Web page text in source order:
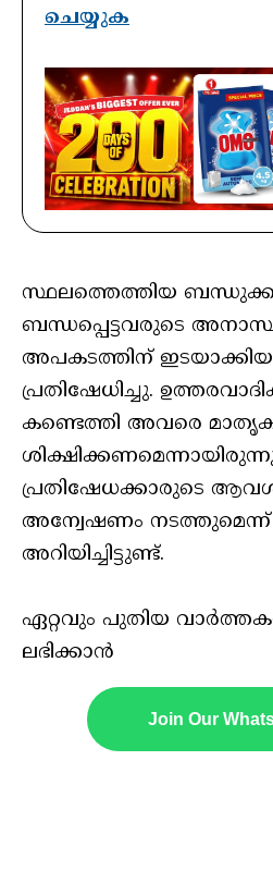
ചെയ്യുക
സ്ഥലത്തെത്തിയ
ബന്ധപ്പെട്ടവരുടെ
അപകടത്തിന്
പ്രതിഷേധിച്ചു.
കണ്ടെത്തി അവരെ
പ്രതിഷേധക്കാരുടെ
അന്വേഷണം
അറിയിച്ചിട്ടുണ്ട്.
ഏറ്റവും പുതിയ
ലഭിക്കാൻ
Join Our